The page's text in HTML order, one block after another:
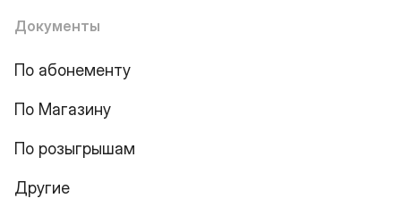
Документы
По абонементу
По Магазину
По розыгрышам
Другие